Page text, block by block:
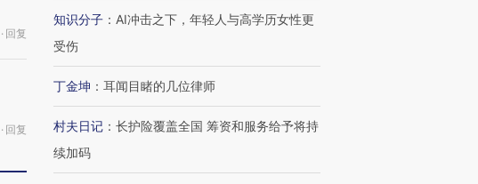
· 回复
· 回复
知识分子 ： AI冲击之下，年轻人与高学历女性更
受伤
丁金坤 ： 耳闻目睹的几位律师
村夫日记 ： 长护险覆盖全国 筹资和服务给予将持
续加码